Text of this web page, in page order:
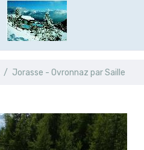
Jorasse - Ovronnaz par Saille